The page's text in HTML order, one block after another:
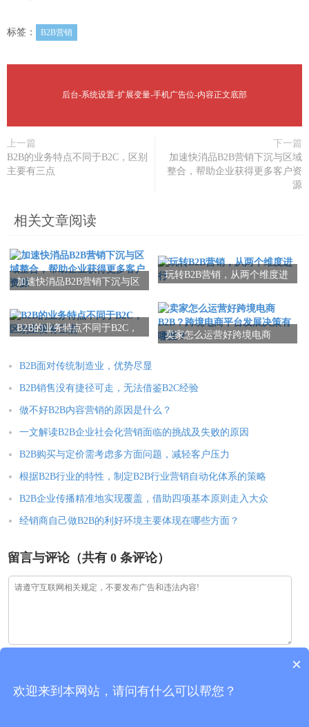
标签： B2B营销
后台-系统设置-扩展变量-手机广告位-内容正文底部
上一篇
B2B的业务特点不同于B2C，区别
主要有三点
下一篇
加速快消品B2B营销下沉与区域
整合，帮助企业获得更多客户资
源
相关文章阅读
加速快消品B2B营销下沉与区
客户资源
玩转B2B营销，从两个维度进
B2B的业务特点不同于B2C，
卖家怎么运营好跨境电商
B2B面对传统制造业，优势尽显
B2B销售没有捷径可走，无法借鉴B2C经验
做不好B2B内容营销的原因是什么？
一文解读B2B企业社会化营销面临的挑战及失败的原因
B2B购买与定价需考虑多方面问题，减轻客户压力
根据B2B行业的特性，制定B2B行业营销自动化体系的策略
B2B企业传播精准地实现覆盖，借助四项基本原则走入大众
经销商自己做B2B的利好环境主要体现在哪些方面？
留言与评论（共有 0 条评论）
验证码：
×
欢迎来到本网站，请问有什么可以帮您？